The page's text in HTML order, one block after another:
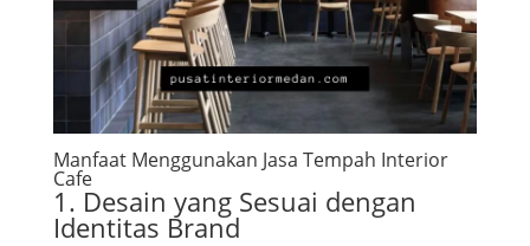
Manfaat Menggunakan Jasa Tempah Interior
Cafe
1. Desain yang Sesuai dengan
Identitas Brand